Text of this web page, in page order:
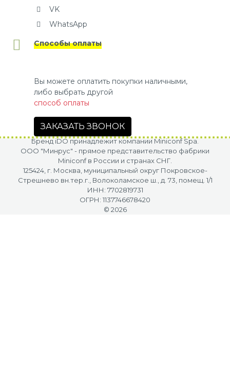
VK
WhatsApp
Способы оплаты
Вы можете оплатить покупки наличными,
либо выбрать другой
способ оплаты
ЗАКАЗАТЬ ЗВОНОК
Бренд iDO принадлежит компании Miniconf Spa.
OOO "Минрус" - прямое представительство фабрики
Miniconf в России и странах СНГ.
125424, г. Москва, муниципальный округ Покровское-
Стрешнево вн.тер.г., Волоколамское ш., д. 73, помещ. 1/1
ИНН: 7702819731
ОГРН: 1137746678420
© 2026